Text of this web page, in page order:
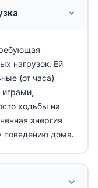
нагрузок. Ей
(от часа)
ходьбы на
энергия
поведению дома.